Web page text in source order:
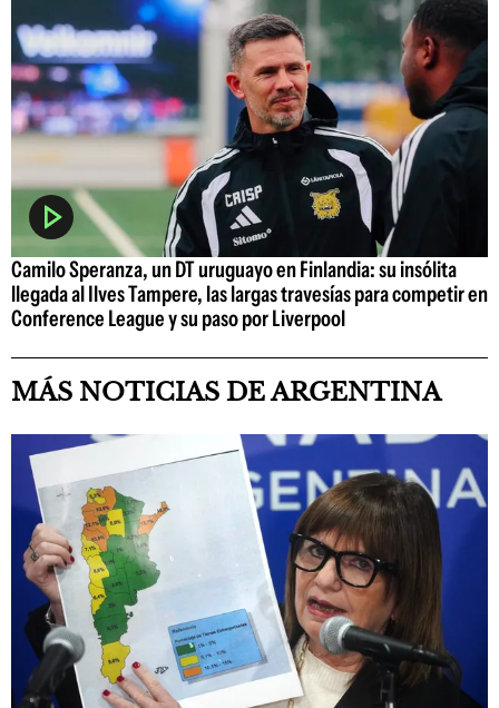
Camilo Speranza, un DT uruguayo en Finlandia: su insólita
llegada al Ilves Tampere, las largas travesías para competir en
Conference League y su paso por Liverpool
MÁS NOTICIAS DE ARGENTINA